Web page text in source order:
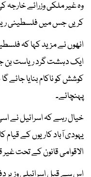
وہ غیر ملکی وزرائے خارجہ
کریں جس میں فلسطینی
انھوں نے مزید کہا کہ
ایک دہشت گرد ریاست بن
کوشش کو ناکام بنایا جائے
پہنچائے۔
یہودی آباد کاریوں کے قیام
الاقوامی قانون کے تحت
اس سے قبل اسرائیلی وزیر